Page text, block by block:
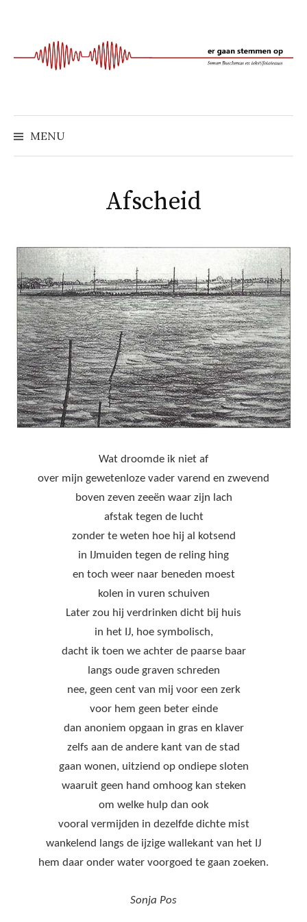
springen
MENU
Afscheid
Wat droomde ik niet af
over mijn gewetenloze vader varend en zwevend
boven zeven zeeën waar zijn lach
afstak tegen de lucht
zonder te weten hoe hij al kotsend
in IJmuiden tegen de reling hing
en toch weer naar beneden moest
kolen in vuren schuiven
Later zou hij verdrinken dicht bij huis
in het IJ, hoe symbolisch,
dacht ik toen we achter de paarse baar
langs oude graven schreden
nee, geen cent van mij voor een zerk
voor hem geen beter einde
dan anoniem opgaan in gras en klaver
zelfs aan de andere kant van de stad
gaan wonen, uitziend op ondiepe sloten
waaruit geen hand omhoog kan steken
om welke hulp dan ook
vooral vermijden in dezelfde dichte mist
wankelend langs de ijzige wallekant van het IJ
hem daar onder water voorgoed te gaan zoeken.
Sonja Pos